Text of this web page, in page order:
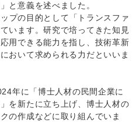
と意義を述べました。
プの目的として「トランスファ
います。研究で培ってきた知見
用できる能力を指し、技術革新
おいて求められる力だといいま
年に「博士人材の民間企業に
を新たに立ち上げ、博士人材の
の作成などに取り組んでいま